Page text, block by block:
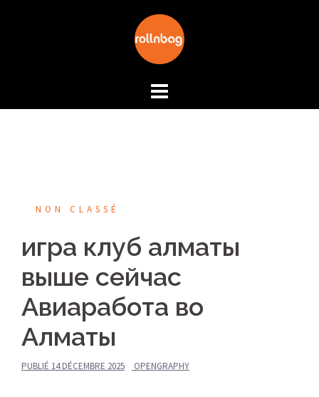
NON CLASSÉ
игра клуб алматы
выше сейчас
Авиаработа во
Алматы
PUBLIÉ 14 DÉCEMBRE 2025 OPENGRAPHY